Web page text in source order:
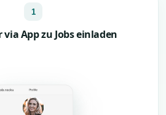
1
App zu Jobs einladen